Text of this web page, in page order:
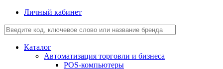
Личный кабинет
Каталог
Автоматизация торговли и бизнеса
POS-компьютеры